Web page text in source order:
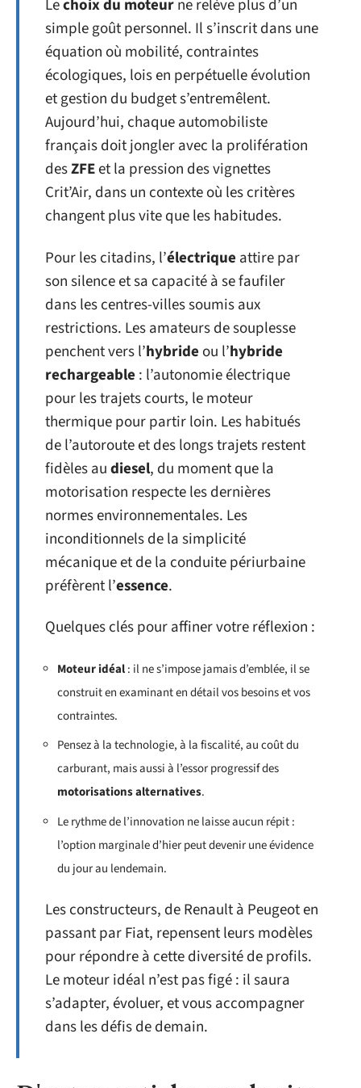
Lechoix du moteurne relève plus d’un
simple goût personnel. Il s’inscrit dans une
équation où mobilité, contraintes
écologiques, lois en perpétuelle évolution
et gestion du budget s’entremêlent.
Aujourd’hui, chaque automobiliste
français doit jongler avec la prolifération
desZFEet la pression des vignettes
Crit’Air, dans un contexte où les critères
changent plus vite que les habitudes.
Pour les citadins, l’électrique attire par
son silence et sa capacité à se faufiler
dans les centres-villes soumis aux
restrictions. Les amateurs de souplesse
penchent vers l’hybride ou l’hybride
rechargeable : l’autonomie électrique
pour les trajets courts, le moteur
thermique pour partir loin. Les habitués
de l’autoroute et des longs trajets restent
fidèles audiesel, du moment que la
motorisation respecte les dernières
normes environnementales. Les
inconditionnels de la simplicité
mécanique et de la conduite périurbaine
préfèrent l’essence.
Quelques clés pour affiner votre réflexion :
Moteur idéal: il ne s’impose jamais d’emblée, il se
construit en examinant en détail vos besoins et vos
contraintes.
Pensez à la technologie, à la fiscalité, au coût du
carburant, mais aussi à l’essor progressif des
motorisations alternatives.
Le rythme de l’innovation ne laisse aucun répit :
l’option marginale d’hier peut devenir une évidence
du jour au lendemain.
Les constructeurs, de Renault à Peugeot en
passant par Fiat, repensent leurs modèles
pour répondre à cette diversité de profils.
Le moteur idéal n’est pas figé : il saura
s’adapter, évoluer, et vous accompagner
dans les défis de demain.